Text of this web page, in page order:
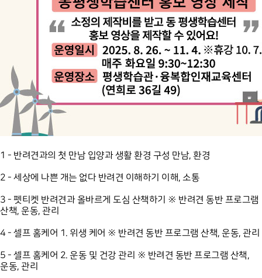
1 - 반려견과의 첫 만남 입양과 생활 환경 구성 만남, 환경
2 - 세상에 나쁜 개는 없다 반려견 이해하기 이해, 소통
3 - 펫티켓 반려견과 올바르게 도심 산책하기 ※ 반려견 동반 프로그램
산책, 운동, 관리
4 - 셀프 홈케어 1. 위생 케어 ※ 반려견 동반 프로그램 산책, 운동, 관리
5 - 셀프 홈케어 2. 운동 및 건강 관리 ※ 반려견 동반 프로그램 산책,
운동, 관리